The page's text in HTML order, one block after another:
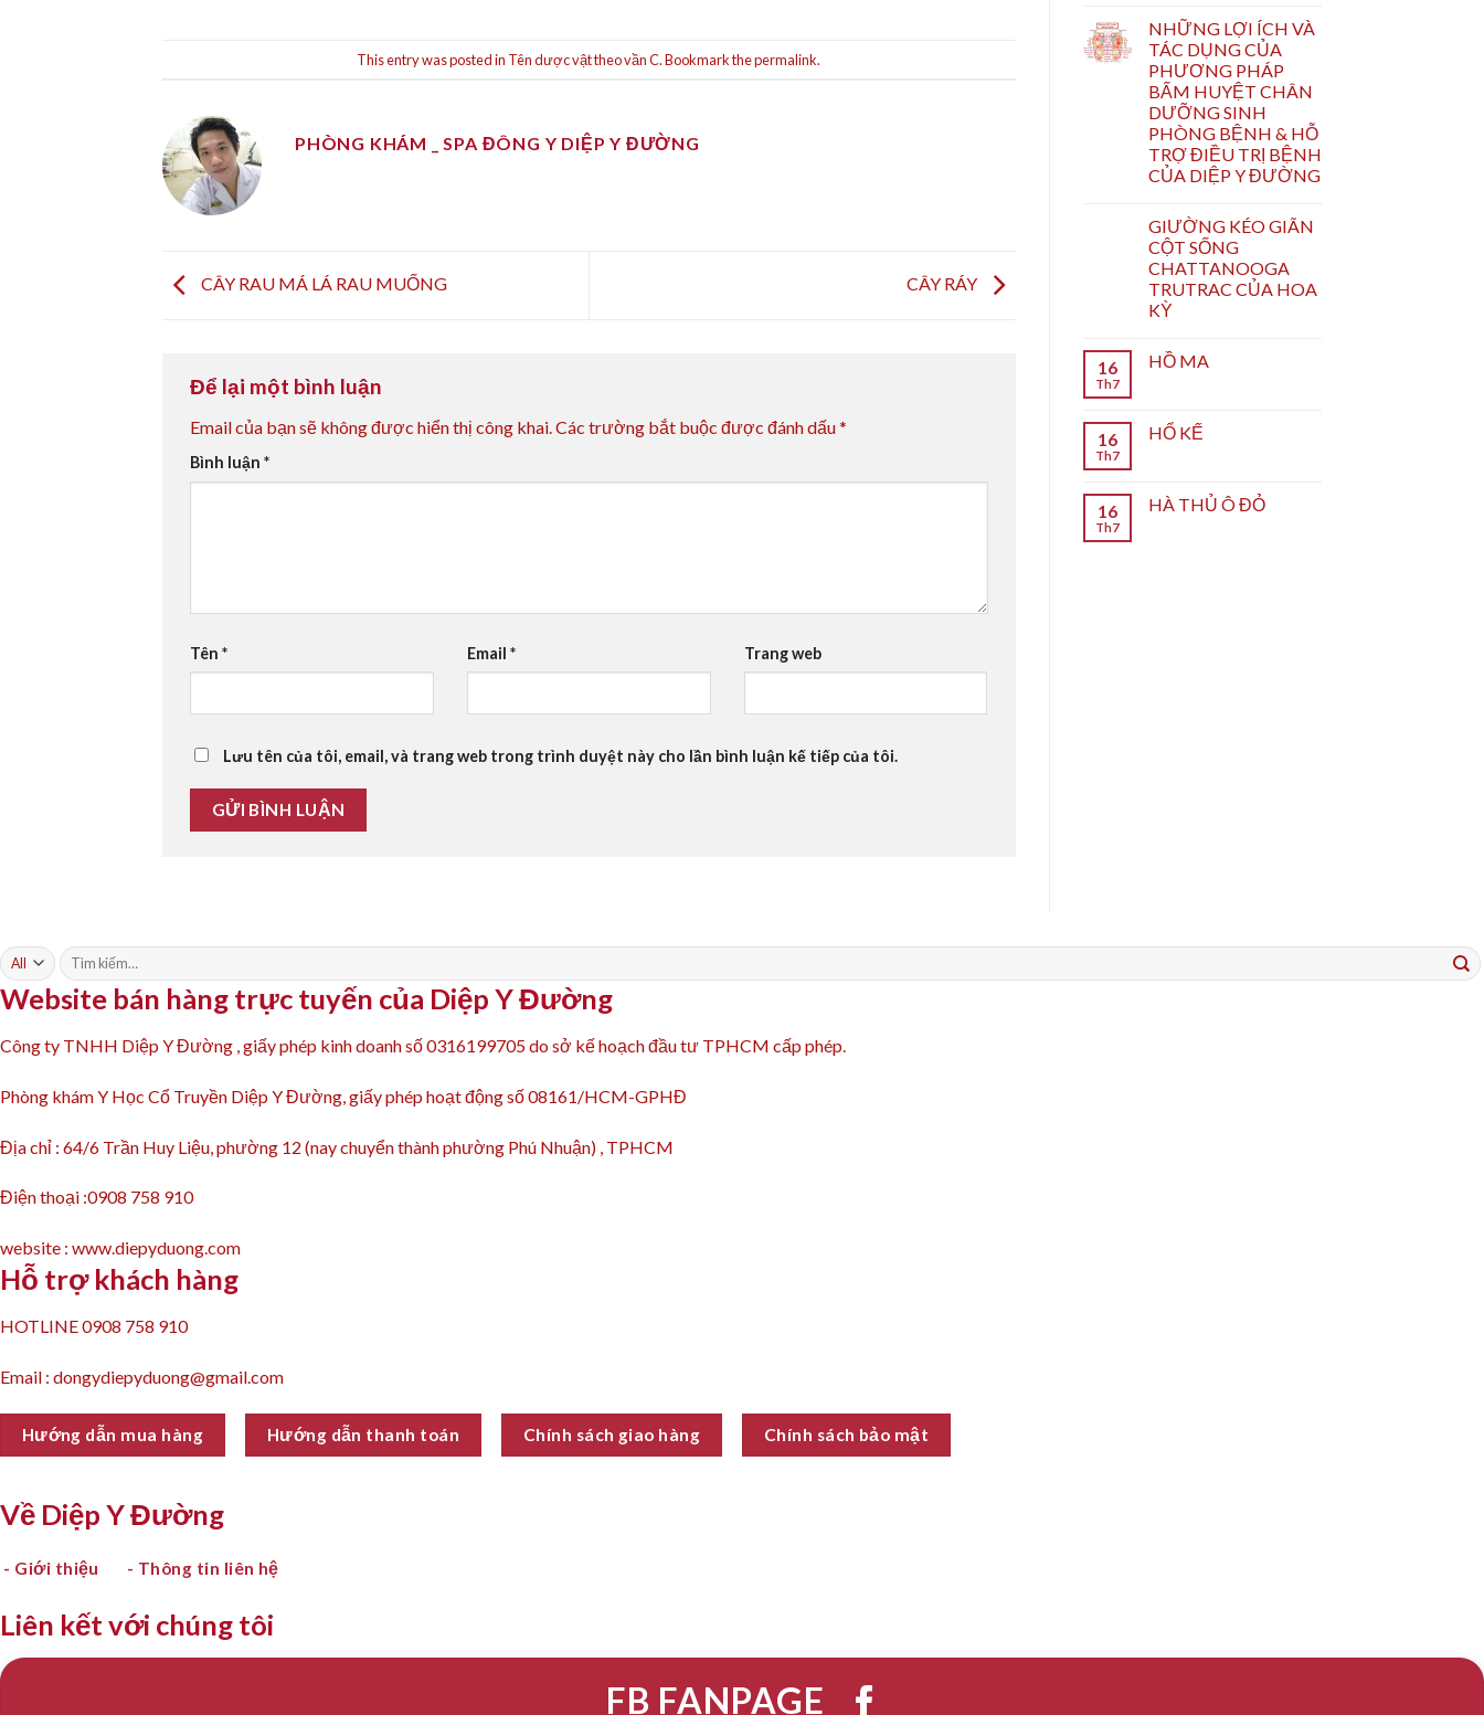
This entry was posted in Tên dược vật theo vần C. Bookmark thepermalink.
PHÒNG KHÁM _ SPA ĐÔNG Y DIỆP Y ĐƯỜNG
CÂY RAU MÁ LÁ RAU MUỐNG CÂY RÁY
Để lại một bình luận
Email của bạn sẽ không được hiển thị công khai.Các trường bắt buộc được đánh dấu*
Bình luận *
Tên * Email * Trang web
Lưu tên của tôi, email, và trang web trong trình duyệt này cho lần bình luận kế tiếp của tôi.
NHỮNG LỢI ÍCH VÀ
TÁC DỤNG CỦA
PHƯƠNG PHÁP
BẤM HUYỆT CHÂN
DƯỠNG SINH
PHÒNG BỆNH & HỖ
TRỢ ĐIỀU TRỊ BỆNH
CỦA DIỆP Y ĐƯỜNG
GIƯỜNG KÉO GIÃN
CỘT SỐNG
CHATTANOOGA
TRUTRAC CỦA HOA
KỲ
16
Th7
HỒ MA
16
Th7
HỔ KẾ
16
Th7
HÀ THỦ Ô ĐỎ
Tìm
kiếm:
Website bán hàng trực tuyến của Diệp Y Đường
Công ty TNHH Diệp Y Đường , giấy phép kinh doanh số 0316199705 do sở kế hoạch đầu tư TPHCM cấp phép.
Phòng khám Y Học Cổ Truyền Diệp Y Đường, giấy phép hoạt động số 08161/HCM-GPHĐ
Địa chỉ : 64/6 Trần Huy Liệu, phường 12 (nay chuyển thành phường Phú Nhuận) , TPHCM
Điện thoại :0908 758 910
website : www.diepyduong.com
Hỗ trợ khách hàng
HOTLINE 0908 758 910
Email : dongydiepyduong@gmail.com
Hướng dẫn mua hàng Hướng dẫn thanh toán Chính sách giao hàng Chính sách bảo mật
Về Diệp Y Đường
- Giới thiệu - Thông tin liên hệ
Liên kết với chúng tôi
FB FANPAGE